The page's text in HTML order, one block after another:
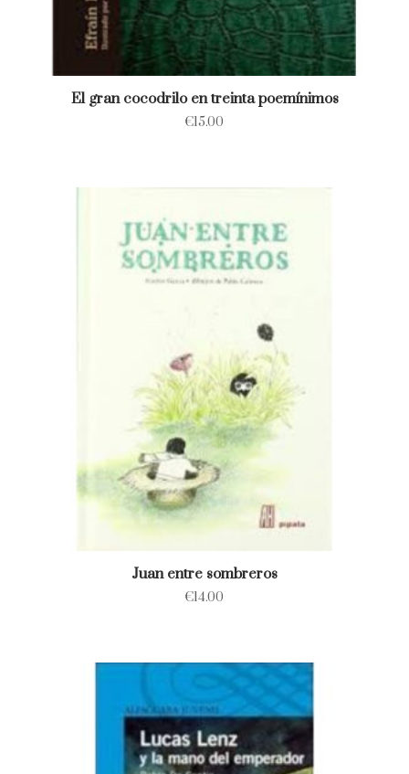
El gran cocodrilo en treinta poemínimos
€15.00
Juan entre sombreros
€14.00